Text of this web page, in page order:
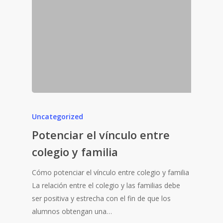
Uncategorized
Potenciar el vínculo entre
colegio y familia
Cómo potenciar el vínculo entre colegio y familia
La relación entre el colegio y las familias debe
ser positiva y estrecha con el fin de que los
alumnos obtengan una…